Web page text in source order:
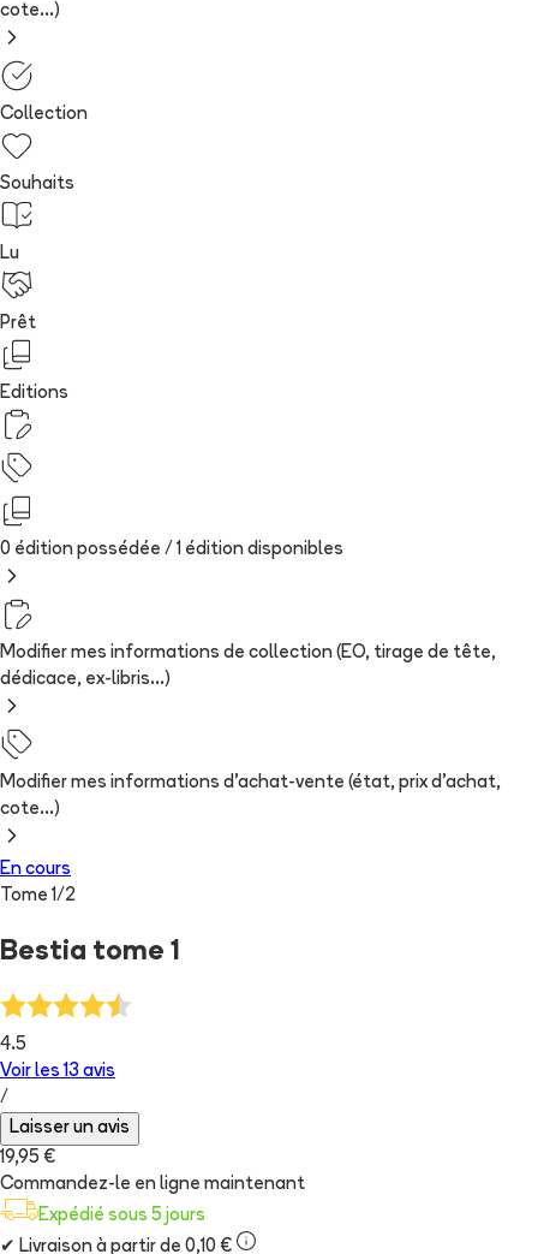
cote...)
Collection
Souhaits
Lu
Prêt
Editions
0 édition possédée / 1 édition disponibles
Modifier mes informations de collection (EO, tirage de tête,
dédicace, ex-libris...)
Modifier mes informations d'achat-vente (état, prix d'achat,
cote...)
En cours
Tome 1/2
Bestia tome 1
4.5
Voir les 13 avis
/
Laisser un avis
19,95 €
Commandez-le en ligne maintenant
Expédié sous 5 jours
✔ Livraison à partir de 0,10 €